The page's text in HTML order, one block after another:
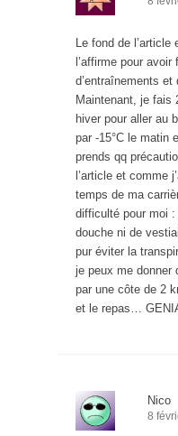
Le fond de
l’affirme pour
d’entraînements
Maintenant, je fais
hiver pour aller au
par -15°C le matin
prends qq
l’article et comme
temps de ma
difficulté pour moi
douche ni de
pur éviter la
je peux me donner
par une côte de 2
et le repas…
Nico
8